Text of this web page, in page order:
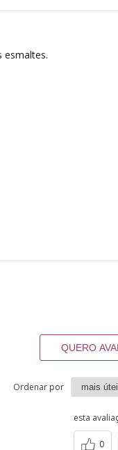
esmaltes.
QUERO
Ordenar por
esta
0